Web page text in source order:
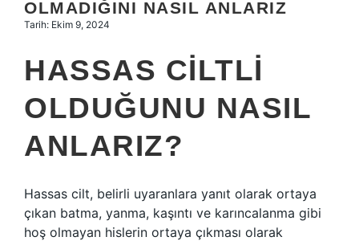
OLMADIĞINI NASIL ANLARIZ
Tarih: Ekim 9, 2024
HASSAS CILTLI
OLDUĞUNU NASIL
ANLARIZ?
Hassas cilt, belirli uyaranlara yanıt olarak ortaya
çıkan batma, yanma, kaşıntı ve karıncalanma gibi
hoş olmayan hislerin ortaya çıkması olarak